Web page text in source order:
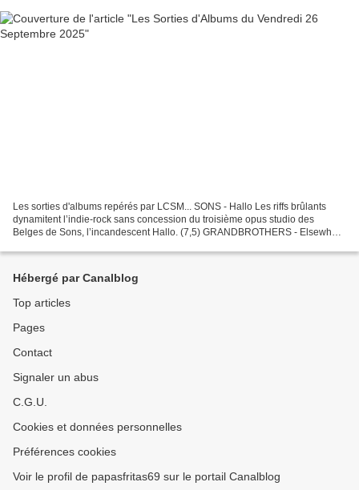
Les sorties d'albums repérés par LCSM... SONS - Hallo Les riffs brûlants
dynamitent l’indie-rock sans concession du troisième opus studio des
Belges de Sons, l’incandescent Hallo. (7,5) GRANDBROTHERS - Elsewhere
Hébergé par Canalblog
Top articles
Pages
Contact
Signaler un abus
C.G.U.
Cookies et données personnelles
Préférences cookies
Voir le profil de papasfritas69 sur le portail Canalblog